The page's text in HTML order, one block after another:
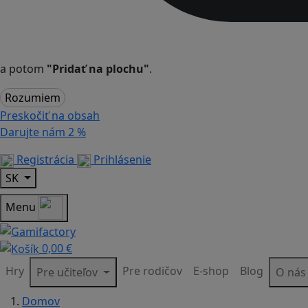
a potom "Pridať na plochu".
Rozumiem
Preskočiť na obsah
Darujte nám 2 %
Registrácia
Prihlásenie
SK
Menu
0,00 €
Hry
Pre učiteľov Pre rodičov E-shop Blog
O nás
Domov